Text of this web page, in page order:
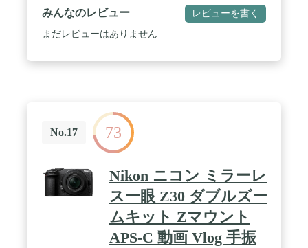
持ち歩きにぴったりです。
みんなのレビュー レビューを書く
まだレビューはありません
No.17 73
Nikon ニコン ミラーレ
ス一眼 Z30 ダブルズー
ムキット Zマウント
APS-C 動画 Vlog 手振